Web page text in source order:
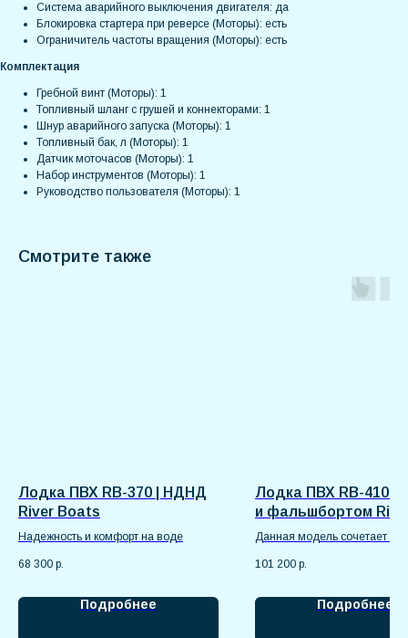
Система аварийного выключения двигателя: да
Блокировка стартера при реверсе (Моторы): есть
Ограничитель частоты вращения (Моторы): есть
Комплектация
Гребной винт (Моторы): 1
Топливный шланг с грушей и коннекторами: 1
Шнур аварийного запуска (Моторы): 1
Топливный бак, л (Моторы): 1
Датчик моточасов (Моторы): 1
Набор инструментов (Моторы): 1
Руководство пользователя (Моторы): 1
Смотрите также
Лодка ПВХ RB-370 | НДНД
River Boats
Надежность и комфорт на воде
68 300 р.
Подробнее
Лодка ПВХ RB-410 с
и фальшбортом
Boats
Данная модель сочетает в
эргономику
101 200 р.
Подробнее